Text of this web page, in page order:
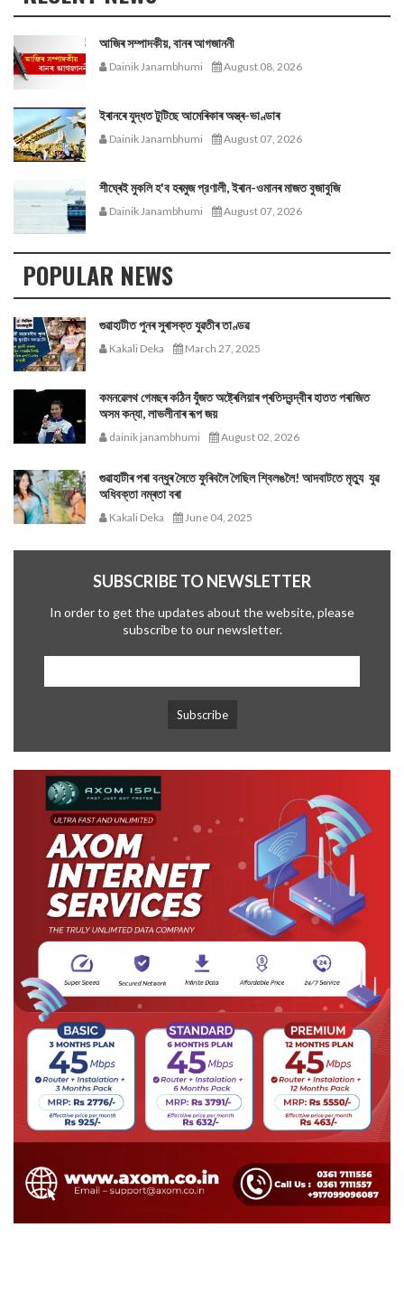
আজিৰ সম্পাদকীয়, বানৰ আগজাননী
Dainik Janambhumi August 08, 2026
ইৰানৰে যুদ্ধত টুটিছে আমেৰিকাৰ অস্ত্ৰ-ভাণ্ডাৰ
Dainik Janambhumi August 07, 2026
শীঘ্ৰেই মুকলি হ'ব হৰমুজ প্রণালী, ইৰান-ওমানৰ মাজত বুজাবুজি
Dainik Janambhumi August 07, 2026
POPULAR NEWS
গুৱাহাটীত পুনৰ সুৰাসক্ত যুৱতীৰ তাণ্ডৱ
Kakali Deka March 27, 2025
কমনৱেলথ গেমছৰ কঠিন যুঁজত অষ্ট্ৰেলিয়াৰ প্ৰতিদ্বন্দ্বীৰ হাতত পৰাজিত
অসম কন্যা, লাভলীনাৰ ৰূপ জয়
dainik janambhumi August 02, 2026
গুৱাহাটীৰ পৰা বন্ধুৰ সৈতে ফুৰিবলৈ গৈছিল শ্বিলঙলৈ! আদবাটতে মৃত্যু যুৱ
অধিবক্তা নম্ৰতা বৰা
Kakali Deka June 04, 2025
SUBSCRIBE TO NEWSLETTER
In order to get the updates about the website, please
subscribe to our newsletter.